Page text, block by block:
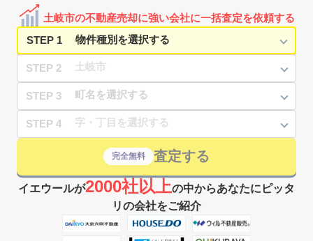
土岐市の不動産売却に強い会社に一括査定を依頼する
STEP 1
STEP 2
STEP 3
STEP 4
完全無料 査定する
イエウールが2000社以上の中からあなたにピッタ
リの会社をご紹介